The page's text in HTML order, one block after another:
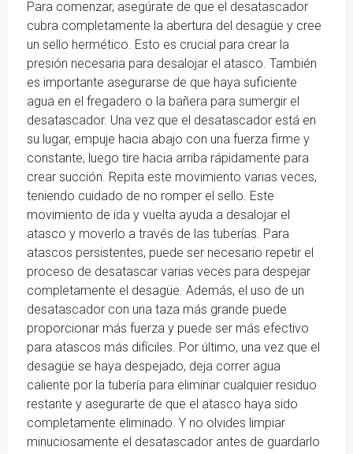
Para comenzar, asegúrate de que el desatascador
cubra completamente la abertura del desagüe y cree
un sello hermético. Esto es crucial para crear la
presión necesaria para desalojar el atasco. También
es importante asegurarse de que haya suficiente
agua en el fregadero o la bañera para sumergir el
desatascador. Una vez que el desatascador está en
su lugar, empuje hacia abajo con una fuerza firme y
constante, luego tire hacia arriba rápidamente para
crear succión. Repita este movimiento varias veces,
teniendo cuidado de no romper el sello. Este
movimiento de ida y vuelta ayuda a desalojar el
atasco y moverlo a través de las tuberías. Para
atascos persistentes, puede ser necesario repetir el
proceso de desatascar varias veces para despejar
completamente el desagüe. Además, el uso de un
desatascador con una taza más grande puede
proporcionar más fuerza y puede ser más efectivo
para atascos más difíciles. Por último, una vez que el
desagüe se haya despejado, deja correr agua
caliente por la tubería para eliminar cualquier residuo
restante y asegurarte de que el atasco haya sido
completamente eliminado. Y no olvides limpiar
minuciosamente el desatascador antes de guardarlo